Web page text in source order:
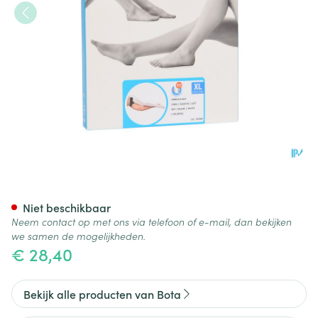
€ 28,40
Niet beschikbaar
Neem contact op met ons via telefoon of e-mail, dan bekijken
we samen de mogelijkheden.
Bekijk alle producten van Bota